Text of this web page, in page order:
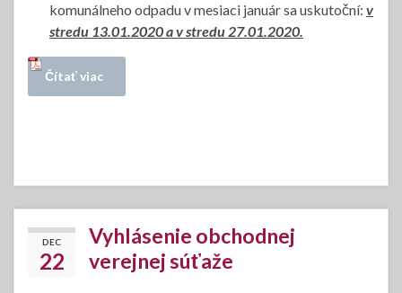
komunálneho odpadu v mesiaci január sa uskutoční: v
stredu 13.01.2020 a v stredu 27.01.2020.
Čítať viac
DEC
22
Vyhlásenie obchodnej
verejnej súťaže